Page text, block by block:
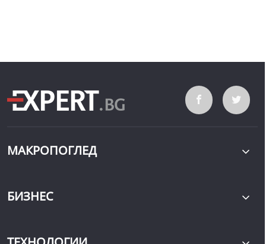
МАКРОПОГЛЕД
БИЗНЕС